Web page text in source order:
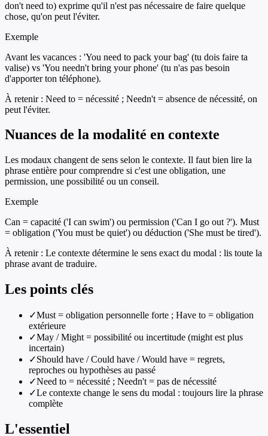
don't need to) exprime qu'il n'est pas nécessaire de faire quelque
chose, qu'on peut l'éviter.
Exemple
Avant les vacances : 'You need to pack your bag' (tu dois faire ta
valise) vs 'You needn't bring your phone' (tu n'as pas besoin
d'apporter ton téléphone).
À retenir : Need to = nécessité ; Needn't = absence de nécessité, on
peut l'éviter.
Nuances de la modalité en contexte
Les modaux changent de sens selon le contexte. Il faut bien lire la
phrase entière pour comprendre si c'est une obligation, une
permission, une possibilité ou un conseil.
Exemple
Can = capacité ('I can swim') ou permission ('Can I go out ?'). Must
= obligation ('You must be quiet') ou déduction ('She must be tired').
À retenir : Le contexte détermine le sens exact du modal : lis toute la
phrase avant de traduire.
Les points clés
✓Must = obligation personnelle forte ; Have to = obligation
extérieure
✓May / Might = possibilité ou incertitude (might est plus
incertain)
✓Should have / Could have / Would have = regrets,
reproches ou hypothèses au passé
✓Need to = nécessité ; Needn't = pas de nécessité
✓Le contexte change le sens du modal : toujours lire la phrase
complète
L'essentiel